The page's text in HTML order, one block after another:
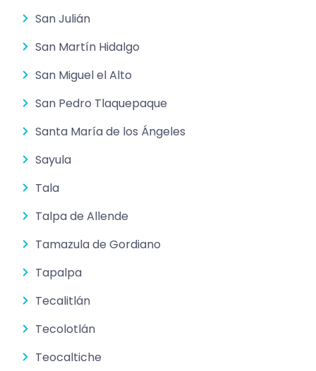
San Julián
San Martín Hidalgo
San Miguel el Alto
San Pedro Tlaquepaque
Santa María de los Ángeles
Sayula
Tala
Talpa de Allende
Tamazula de Gordiano
Tapalpa
Tecalitlán
Tecolotlán
Teocaltiche